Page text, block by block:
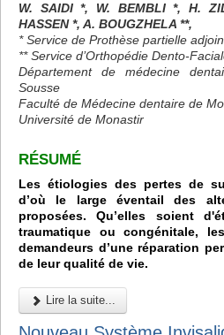
W. SAIDI *, W. BEMBLI *, H.
HASSEN *, A. BOUGZHELA **,
* Service de Prothèse partielle
** Service d’Orthopédie Dento-
Département de médecine
Sousse
Faculté de Médecine dentaire de
Université de Monastir
RÉSUMÉ
Les étiologies des pertes de
d’où le large éventail des
proposées. Qu’elles soient
traumatique ou congénitale,
demandeurs d’une réparation
de leur qualité de vie.
Lire la suite...